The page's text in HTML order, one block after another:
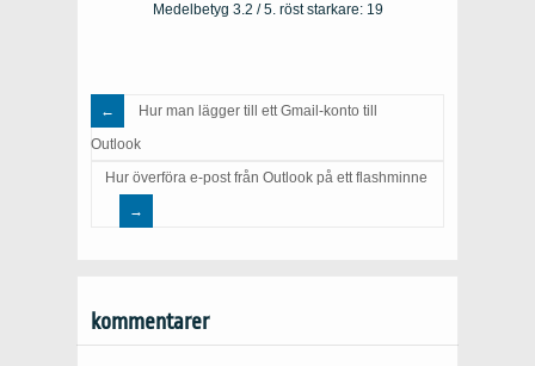
Medelbetyg 3.2 / 5. röst starkare: 19
Hur man lägger till ett Gmail-konto till
Outlook
Hur överföra e-post från Outlook på ett flashminne
kommentarer